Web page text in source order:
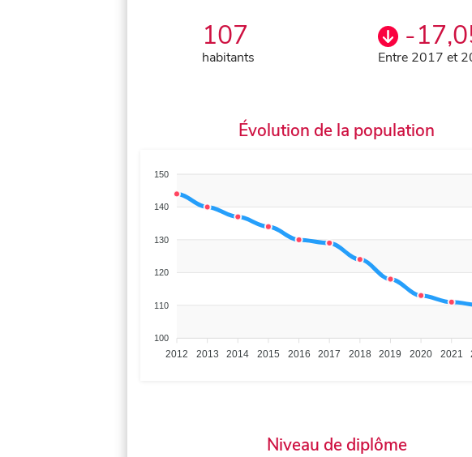
107
habitants
-
Entre 2017 et
Évolution de la population
150
140
130
120
110
100
2012 2013 2014 2015 2016 2017 2018 2019 2020 2021
Niveau de diplôme